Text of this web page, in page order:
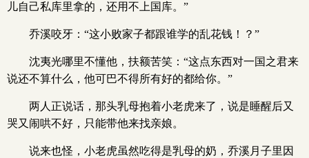
儿自己私库里拿的，还用不上国库。”
乔溪咬牙：“这小败家子都跟谁学的乱花钱！？”
沈夷光哪里不懂他，扶额苦笑：“这点东西对一国之君来
说还不算什么，他可巴不得所有好的都给你。”
两人正说话，那头乳母抱着小老虎来了，说是睡醒后又
哭又闹哄不好，只能带他来找亲娘。
说来也怪，小老虎虽然吃得是乳母的奶，乔溪月子里因